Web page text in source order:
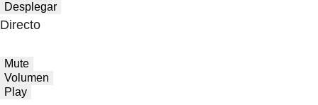
Desplegar
Directo
Mute
Volumen
Play